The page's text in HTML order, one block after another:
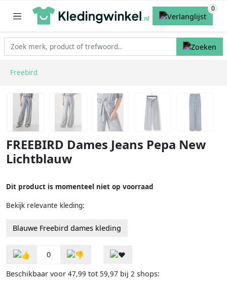
Freebird
FREEBIRD Dames Jeans Pepa New
Lichtblauw
Dit product is momenteel niet op voorraad
Bekijk relevante kleding:
Blauwe Freebird dames kleding
0
Beschikbaar voor 47,99 tot 59,97 bij 2 shops: